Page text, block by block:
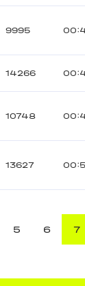
9995
14266
10748
13627
5 6 7